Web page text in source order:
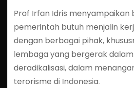
Prof Irfan Idris menyampaikan
pemerintah butuh menjalin
dengan berbagai pihak,
lembaga yang bergerak
deradikalisasi, dalam
terorisme di Indonesia.